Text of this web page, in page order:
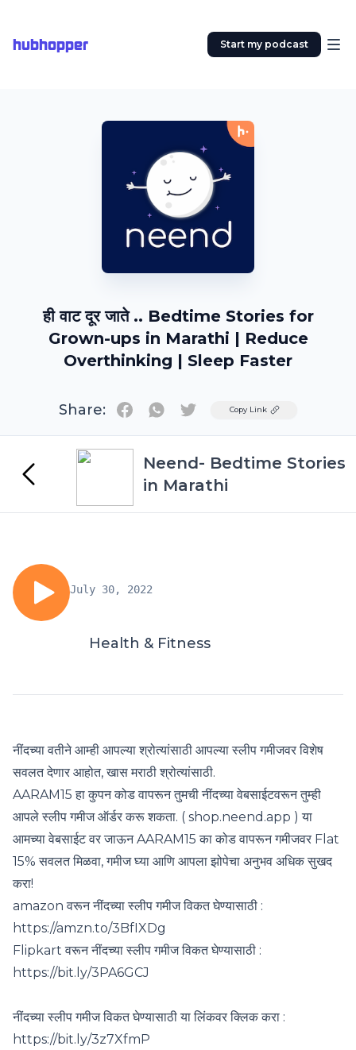
hubhopper Start my podcast
ही वाट दूर जाते .. Bedtime Stories for
Grown-ups in Marathi | Reduce
Overthinking | Sleep Faster
Share: TwitterCopy Link
Neend- Bedtime Stories
in Marathi
July 30, 2022
Health & Fitness
नींदच्या वतीने आम्ही आपल्या श्रोत्यांसाठी आपल्या स्लीप गमीजवर विशेष
सवलत देणार आहोत, खास मराठी श्रोत्यांसाठी.
AARAM15 हा कुपन कोड वापरून तुमची नींदच्या वेबसाईटवरून तुम्ही
आपले स्लीप गमीज ऑर्डर करू शकता. ( shop.neend.app ) या
आमच्या वेबसाईट वर जाऊन AARAM15 का कोड वापरून गमीजवर Flat
15% सवलत मिळवा, गमीज घ्या आणि आपला झोपेचा अनुभव अधिक सुखद
करा!
amazon वरून नींदच्या स्लीप गमीज विकत घेण्यासाठी :
https://amzn.to/3BfIXDg
Flipkart वरून नींदच्या स्लीप गमीज विकत घेण्यासाठी :
https://bit.ly/3PA6GCJ
नींदच्या स्लीप गमीज विकत घेण्यासाठी या लिंकवर क्लिक करा :
https://bit.ly/3z7XfmP